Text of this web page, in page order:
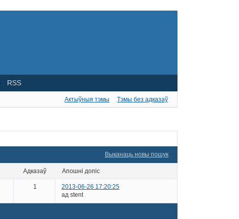
RSS
Актыўныя тэмы Тэмы без адказаў
Выканаць новы пошук
адказаў апошні допіс
1
2013-06-26 17:20:25
ад stent